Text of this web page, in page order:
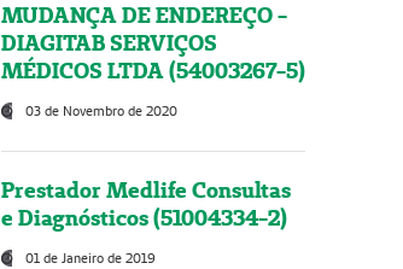
MUDANÇA DE ENDEREÇO -
DIAGITAB SERVIÇOS
MÉDICOS LTDA (54003267-5)
03 de Novembro de 2020
Prestador Medlife Consultas
e Diagnósticos (51004334-2)
01 de Janeiro de 2019